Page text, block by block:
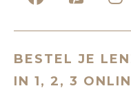
BESTEL JE
IN 1, 2, 3